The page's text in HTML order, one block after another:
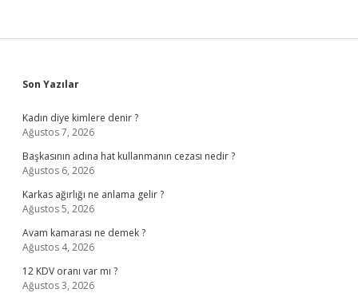
Sidebar
Son Yazılar
Kadın diye kimlere denir ?
Ağustos 7, 2026
Başkasının adına hat kullanmanın cezası nedir ?
Ağustos 6, 2026
Karkas ağırlığı ne anlama gelir ?
Ağustos 5, 2026
Avam kamarası ne demek ?
Ağustos 4, 2026
12 KDV oranı var mı ?
Ağustos 3, 2026